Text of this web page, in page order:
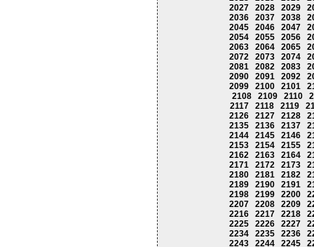
2027
2028 2029
2036
2037 2038
2045
2046 2047
2054
2055 2056
2063
2064 2065
2072
2073 2074
2081
2082 2083
2090
2091 2092
2099
2100 2101
2108
2109 2110
2117
2118 2119
2126
2127 2128
2135
2136 2137
2144
2145 2146
2153
2154 2155
2162
2163 2164
2171
2172 2173
2180
2181 2182
2189
2190 2191
2198
2199 2200
2207
2208 2209
2216
2217 2218
2225
2226 2227
2234
2235 2236
2243
2244 2245